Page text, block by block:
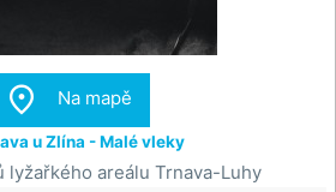
 Na mapě
u Zlína - Malé vleky
lyžařkého areálu Trnava-Luhy